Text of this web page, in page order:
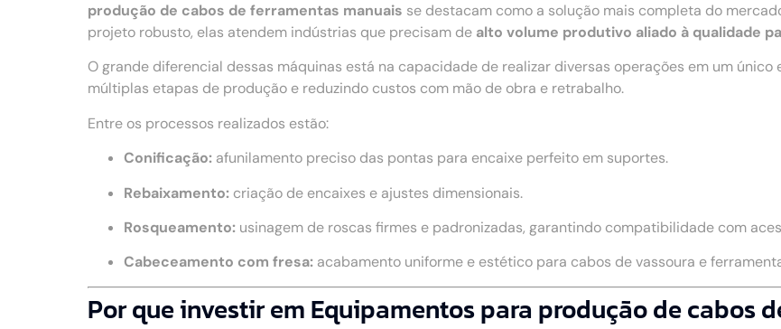
produção de cabos de ferramentas manuais se destacam como a solução mais completa do
projeto robusto, elas atendem indústrias que precisam de alto volume produtivo aliado à qualidade
O grande diferencial dessas máquinas está na capacidade de realizar diversas operações em um
múltiplas etapas de produção e reduzindo custos com mão de obra e retrabalho.
Entre os processos realizados estão:
Conificação: afunilamento preciso das pontas para encaixe perfeito em suportes.
Rebaixamento: criação de encaixes e ajustes dimensionais.
Rosqueamento: usinagem de roscas firmes e padronizadas, garantindo compatibilidade com
Cabeceamento com fresa: acabamento uniforme e estético para cabos de vassoura e
Por que investir em Equipamentos para produção de cabos